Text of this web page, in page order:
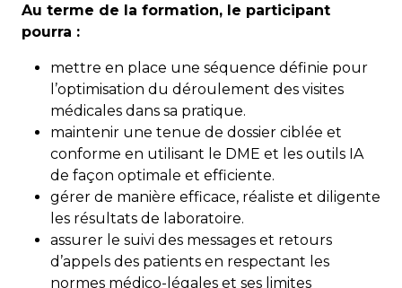
Au terme de la formation, le participant
pourra :
mettre en place une séquence définie pour
l’optimisation du déroulement des visites
médicales dans sa pratique.
maintenir une tenue de dossier ciblée et
conforme en utilisant le DME et les outils IA
de façon optimale et efficiente.
gérer de manière efficace, réaliste et diligente
les résultats de laboratoire.
assurer le suivi des messages et retours
d’appels des patients en respectant les
normes médico-légales et ses limites